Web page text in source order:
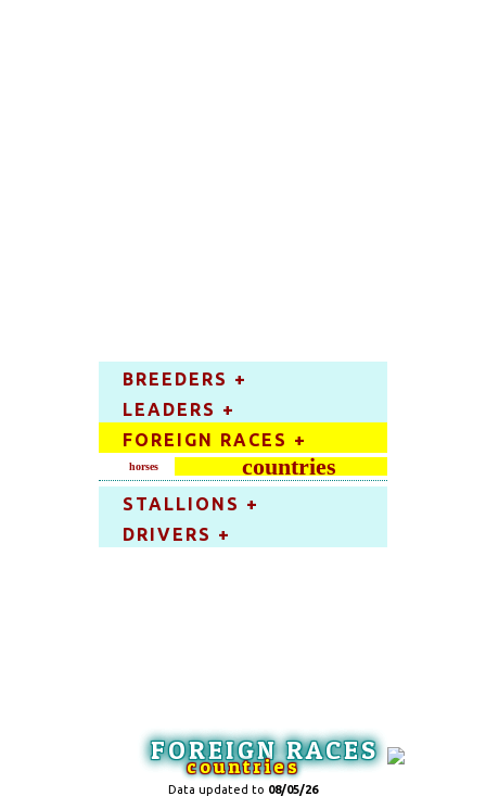
BREEDERS +
LEADERS +
FOREIGN RACES +
horses countries
STALLIONS +
DRIVERS +
FOREIGN RACES
countries
Data updated to 08/05/26